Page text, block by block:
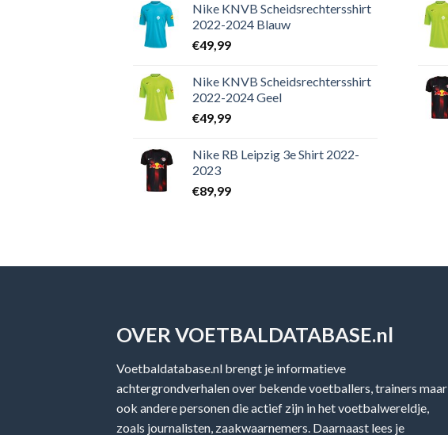
Nike KNVB Scheidsrechtersshirt
2022-2024 Blauw
€49,99
Nike KNVB Scheidsrechtersshirt
2022-2024 Geel
€49,99
Nike RB Leipzig 3e Shirt 2022-
2023
€89,99
OVER VOETBALDATABASE.nl
Voetbaldatabase.nl brengt je informatieve
achtergrondverhalen over bekende voetballers, trainers maar
ook andere personen die actief zijn in het voetbalwereldje,
zoals journalisten, zaakwaarnemers. Daarnaast lees je